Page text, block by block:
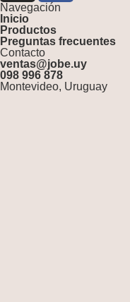
Navegación
Inicio
Productos
Preguntas frecuentes
Contacto
ventas@jobe.uy
098 996 878
Montevideo, Uruguay